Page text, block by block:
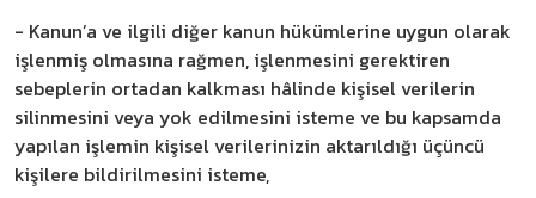
- Kanun’a ve ilgili diğer kanun hükümlerine uygun olarak
işlenmiş olmasına rağmen, işlenmesini gerektiren
sebeplerin ortadan kalkması hâlinde kişisel verilerin
silinmesini veya yok edilmesini isteme ve bu kapsamda
yapılan işlemin kişisel verilerinizin aktarıldığı üçüncü
kişilere bildirilmesini isteme,